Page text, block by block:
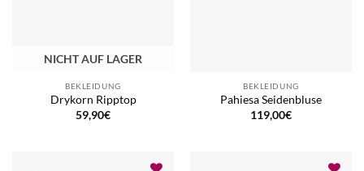
NICHT AUF LAGER
BEKLEIDUNG
Drykorn Ripptop
59,90€
BEKLEIDUNG
Pahiesa Seidenbluse
119,00€